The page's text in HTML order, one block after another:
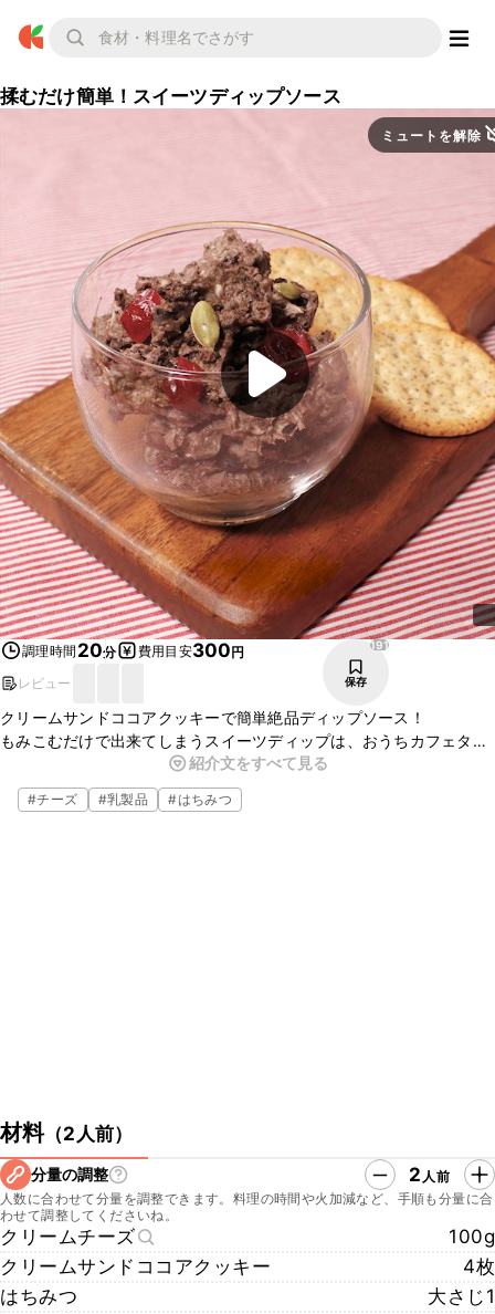
揉むだけ簡単！スイーツディップソース
ミュートを解除
調理時間 20分 費用目安300円
レビュー
191
保存
クリームサンドココアクッキーで簡単絶品ディップソース！
もみこむだけで出来てしまうスイーツディップは、おうちカフェタイ
ムや、ホームパーティにも最適！
冷凍庫で冷やせばアイス風にも！
ぜひ作ってみてはいかがでしょうか。
紹介文をすべて見る
#チーズ #乳製品 #はちみつ
材料（2人前）
分量の調整 2 人前
人数に合わせて分量を調整できます。料理の時間や火加減など、手順も分量に合
わせて調整してくださいね。
クリームチーズ
100g
クリームサンドココアクッキー
4枚
はちみつ
大さじ1